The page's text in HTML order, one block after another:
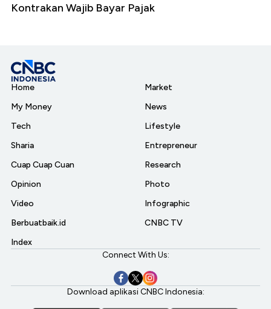
Kontrakan Wajib Bayar Pajak
Home
My Money
Tech
Sharia
Cuap Cuap Cuan
Opinion
Video
Berbuatbaik.id
Index
Market
News
Lifestyle
Entrepreneur
Research
Photo
Infographic
CNBC TV
Connect With Us:
Download aplikasi CNBC Indonesia: